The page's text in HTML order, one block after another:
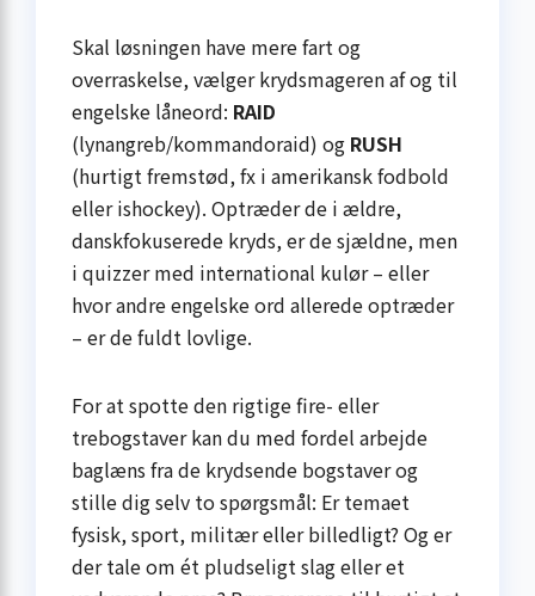
Skal løsningen have mere fart og
overraskelse, vælger kryds­mageren af og til
engelske låneord: RAID
(lynangreb/kommandoraid) og RUSH
(hurtigt fremstød, fx i amerikansk fodbold
eller ishockey). Optræder de i ældre,
danskfokuserede kryds, er de sjældne, men
i quizzer med international kulør – eller
hvor andre engelske ord allerede optræder
– er de fuldt lovlige.
For at spotte den rigtige fire- eller
trebogstaver kan du med fordel arbejde
baglæns fra de krydsende bogstaver og
stille dig selv to spørgsmål: Er temaet
fysisk, sport, militær eller billedligt? Og er
der tale om ét pludseligt slag eller et